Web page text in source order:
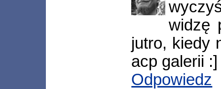
widzę
jutro, kiedy
acp galerii :]
Odpowiedz